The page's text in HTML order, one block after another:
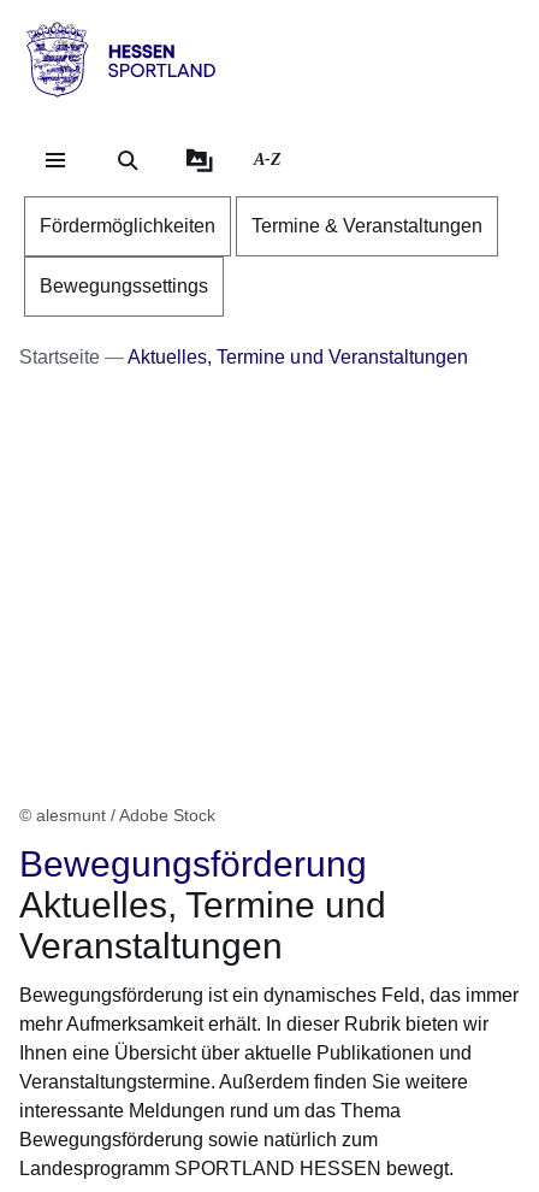
Hessen
Sportland
A-Z
Fördermöglichkeiten Termine & Veranstaltungen
Bewegungssettings
Startseite Aktuelles, Termine und Veranstaltungen
© alesmunt / Adobe Stock
Bewegungsförderung
Aktuelles, Termine und
Veranstaltungen
Bewegungsförderung ist ein dynamisches Feld, das immer
mehr Aufmerksamkeit erhält. In dieser Rubrik bieten wir
Ihnen eine Übersicht über aktuelle Publikationen und
Veranstaltungstermine. Außerdem finden Sie weitere
interessante Meldungen rund um das Thema
Bewegungsförderung sowie natürlich zum
Landesprogramm SPORTLAND HESSEN bewegt.